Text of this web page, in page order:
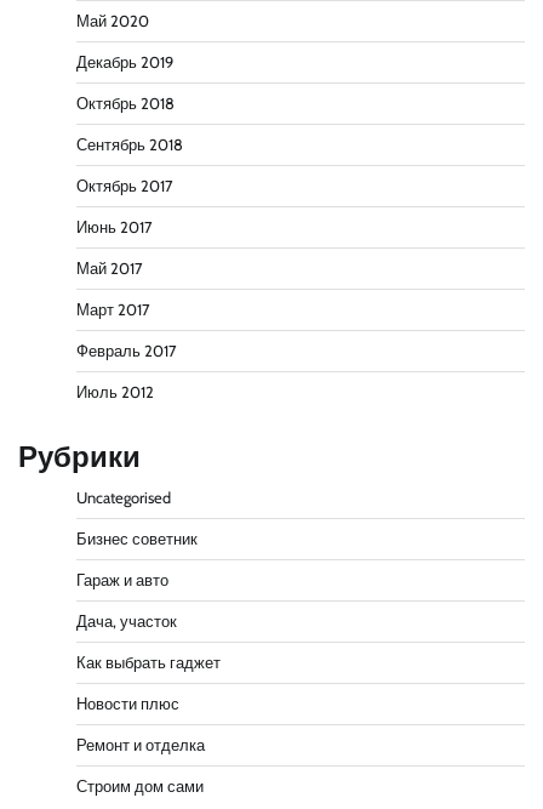
Май 2020
Декабрь 2019
Октябрь 2018
Сентябрь 2018
Октябрь 2017
Июнь 2017
Май 2017
Март 2017
Февраль 2017
Июль 2012
Рубрики
Uncategorised
Бизнес советник
Гараж и авто
Дача, участок
Как выбрать гаджет
Новости плюс
Ремонт и отделка
Строим дом сами